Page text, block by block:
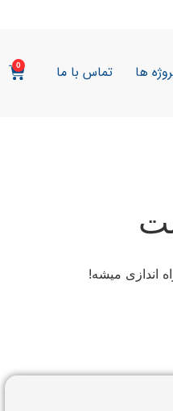
ها تماس با ما 0
اندازی میشه!